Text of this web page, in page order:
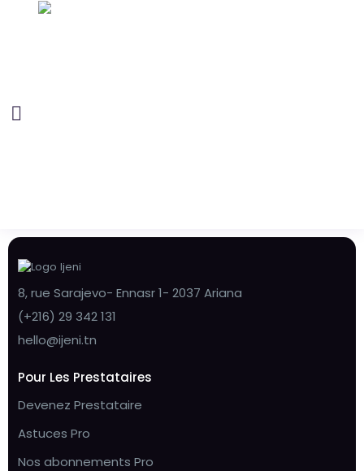
8, rue Sarajevo- Ennasr 1- 2037 Ariana
(+216) 29 342 131
hello@ijeni.tn
Pour Les Prestataires
Devenez Prestataire
Astuces Pro
Nos abonnements Pro